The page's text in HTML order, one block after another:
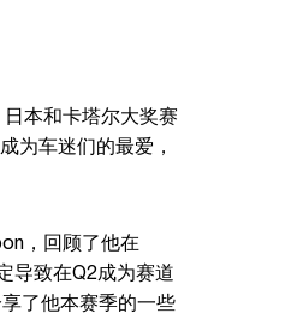
本和卡塔尔大奖赛
为车迷们的最爱，
，回顾了他在
导致在Q2成为赛道
了他本赛季的一些